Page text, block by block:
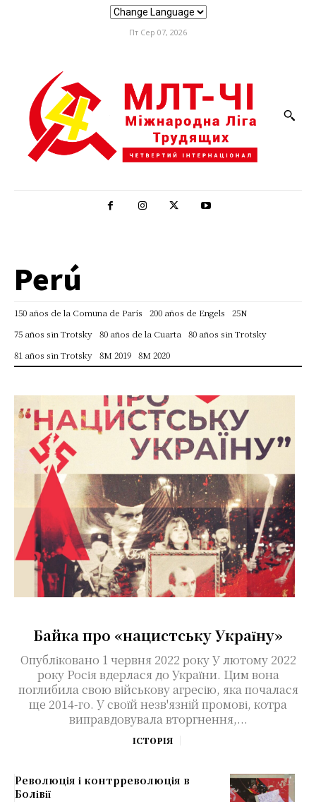
Пт Сер 07, 2026
Perú
150 años de la Comuna de París 200 años de Engels
25N
75 años sin Trotsky 80 años de la Cuarta
80 años sin Trotsky
81 años sin Trotsky 8M 2019 8M 2020
Байка про «нацистську Україну»
Опубліковано 1 червня 2022 року У лютому 2022
року Росія вдерлася до України. Цим вона
поглибила свою військову агресію, яка почалася
ще 2014-го. У своїй незв'язній промові, котра
виправдовувала вторгнення,...
ІСТОРІЯ
Революція і контрреволюція в
Болівії